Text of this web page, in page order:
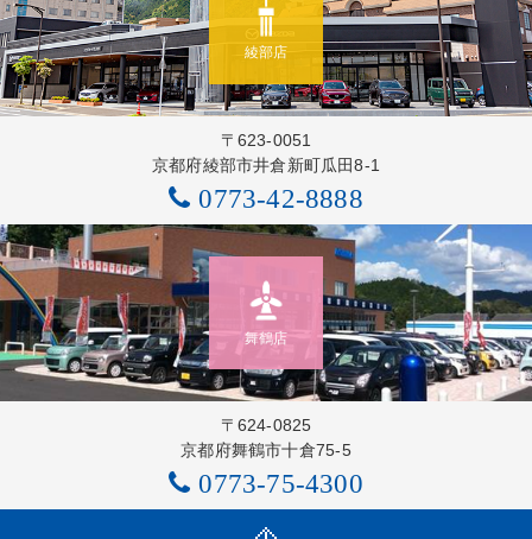
綾部店
〒623-0051
京都府綾部市井倉新町瓜田8-1
0773-42-8888
舞鶴店
〒624-0825
京都府舞鶴市十倉75-5
0773-75-4300